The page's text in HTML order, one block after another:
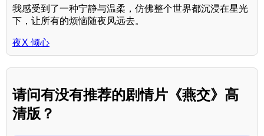
我感受到了一种宁静与温柔，仿佛整个世界都沉浸在星光
下，让所有的烦恼随夜风远去。
夜X 倾心
请问有没有推荐的剧情片《燕交》高
清版？